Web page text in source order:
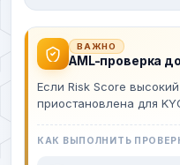
ВАЖНО
AML-проверка
Если Risk Score
приостановлена для
КАК ВЫПОЛНИТЬ